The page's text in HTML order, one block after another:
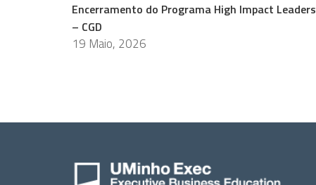
Encerramento do Programa High Impact Leaders
– CGD
19 Maio, 2026